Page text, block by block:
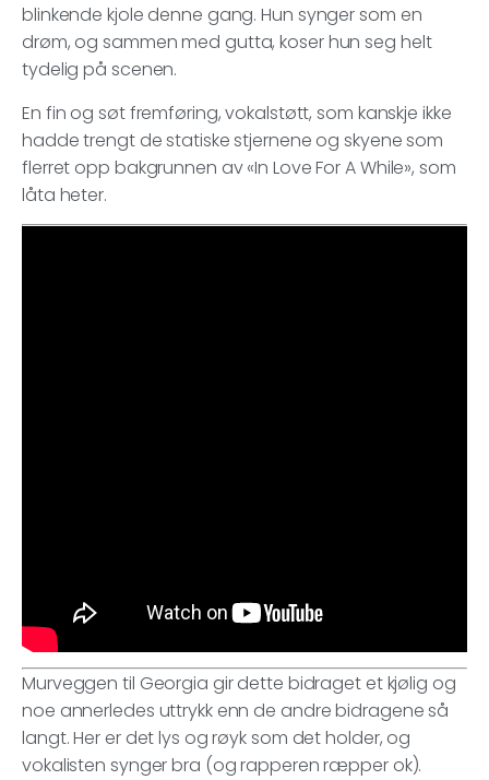
blinkende kjole denne gang. Hun synger som en
drøm, og sammen med gutta, koser hun seg helt
tydelig på scenen.
En fin og søt fremføring, vokalstøtt, som kanskje ikke
hadde trengt de statiske stjernene og skyene som
flerret opp bakgrunnen av «In Love For A While», som
låta heter.
Murveggen til Georgia gir dette bidraget et kjølig og
noe annerledes uttrykk enn de andre bidragene så
langt. Her er det lys og røyk som det holder, og
vokalisten synger bra (og rapperen ræpper ok).